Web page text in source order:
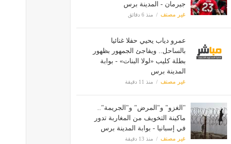
جيرمان - المدينة برس
غير مصنف منذ 6 دقائق
عمرو دياب يحيي حفلا غنائيا
بالساحل.. ويفاجئ الجمهور بظهور
بطلة كليب «لولا البنات» - بوابة
المدينة برس
غير مصنف منذ 11 دقيقة
"الغزو" و"المرض" و"الجريمة"..
ماكينة التخويف من المغاربة تدور
في إسبانيا - بوابة المدينة برس
غير مصنف منذ 13 دقيقة